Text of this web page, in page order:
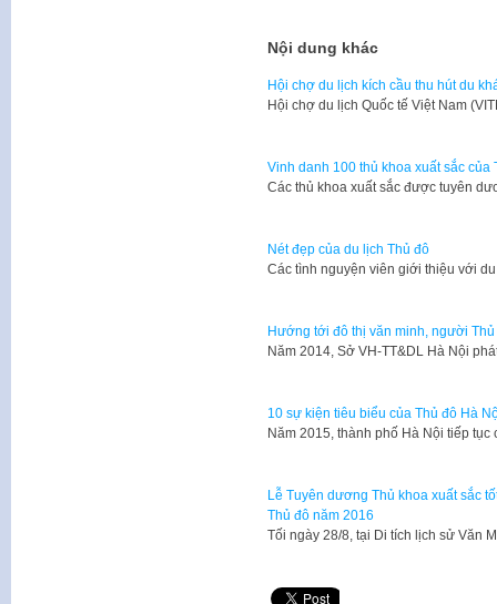
Nội dung khác
Hội chợ du lịch kích cầu thu hút du
​Hội chợ du lịch Quốc tế Việt Nam
Vinh danh 100 thủ khoa xuất sắc của
Các thủ khoa xuất sắc được tuyên
Nét đẹp của du lịch Thủ đô
Các tình nguyện viên giới thiệu với
Hướng tới đô thị văn minh, người
​Năm 2014, Sở VH-TT&DL Hà Nội
10 sự kiện tiêu biểu của Thủ đô Hà
Năm 2015, thành phố Hà Nội tiếp
Lễ Tuyên dương Thủ khoa xuất sắc
Thủ đô năm 2016
Tối ngày 28/8, tại Di tích lịch sử Văn